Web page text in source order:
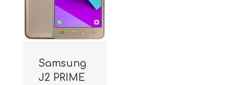
Samsung
J2 PRIME